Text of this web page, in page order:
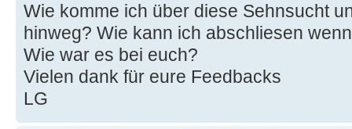
Wie komme ich über diese Sehnsucht
hinweg? Wie kann ich abschliesen
Wie war es bei euch?
Vielen dank für eure Feedbacks
LG